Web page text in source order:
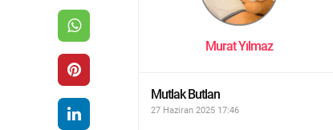
Murat Yılmaz
Mutlak Butlan
27 Haziran 2025 17:46